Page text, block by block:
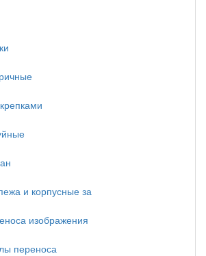
и корпусные за
изображения
переноса